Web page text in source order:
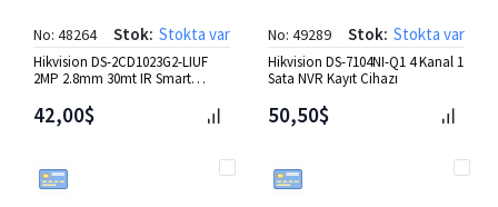
No: 48264 Stok: Stokta var
Hikvision DS-2CD1023G2-LIUF
2MP 2.8mm 30mt IR Smart
42,00$
No: 49289 Stok: Stokta var
Hikvision DS-7104NI-Q1 4 Kanal 1
Sata NVR Kayıt Cihazı
50,50$